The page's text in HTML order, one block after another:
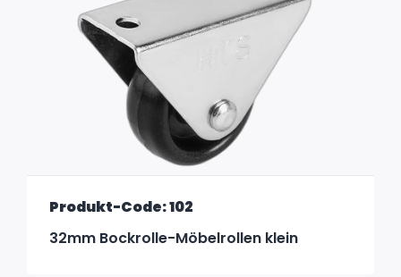
Produkt-Code: 102
32mm Bockrolle-Möbelrollen klein